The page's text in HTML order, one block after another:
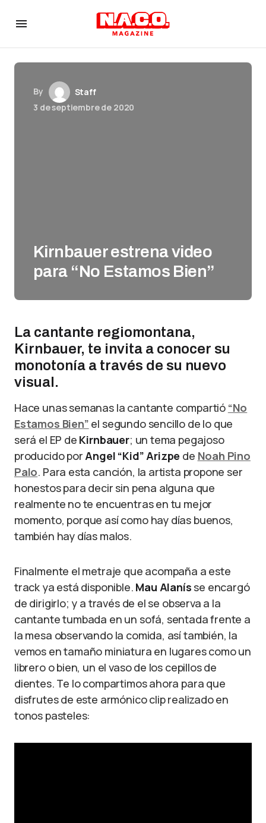
By
Staff
3 de septiembre de 2020
Kirnbauer estrena video
para “No Estamos Bien”
La cantante regiomontana,
Kirnbauer, te invita a conocer su
monotonía a través de su nuevo
visual.
Hace unas semanas la cantante compartió “No
Estamos Bien” el segundo sencillo de lo que
será el EP de Kirnbauer; un tema pegajoso
producido porAngel “Kid”Arizpe de Noah Pino
Palo. Para esta canción, la artista propone ser
honestos para decir sin pena alguna que
realmente no te encuentras en tu mejor
momento, porque así como hay días buenos,
también hay días malos.
Finalmente el metraje que acompaña a este
track ya está disponible. Mau Alanísse encargó
de dirigirlo; y a través de el se observa a la
cantante tumbada en un sofá, sentada frente a
la mesa observando la comida, así también, la
vemos en tamaño miniatura en lugares como un
librero o bien, un el vaso de los cepillos de
dientes. Te lo compartimos ahora para que
disfrutes de este armónico clip realizado en
tonos pasteles: